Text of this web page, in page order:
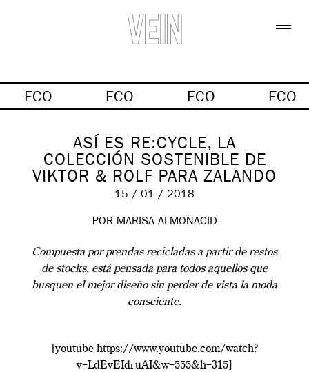
ECO ECO ECO ECO
ASÍ ES RE:CYCLE, LA
COLECCIÓN SOSTENIBLE DE
VIKTOR & ROLF PARA ZALANDO
15 / 01 / 2018
POR MARISA ALMONACID
Compuesta por prendas recicladas a partir de restos
de stocks, está pensada para todos aquellos que
busquen el mejor diseño sin perder de vista la moda
consciente.
[youtube https://www.youtube.com/watch?
v=LdEvEIdruAI&w=555&h=315]